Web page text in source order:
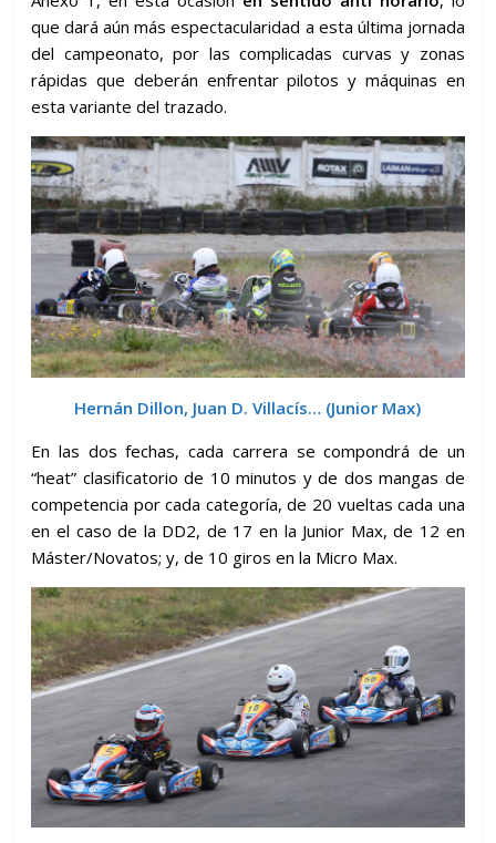
que dará aún más espectacularidad a esta última jornada
del campeonato, por las complicadas curvas y zonas
rápidas que deberán enfrentar pilotos y máquinas en
esta variante del trazado.
Hernán Dillon, Juan D. Villacís… (Junior Max)
En las dos fechas, cada carrera se compondrá de un
“heat” clasificatorio de 10 minutos y de dos mangas de
competencia por cada categoría, de 20 vueltas cada una
en el caso de la DD2, de 17 en la Junior Max, de 12 en
Máster/Novatos; y, de 10 giros en la Micro Max.